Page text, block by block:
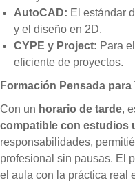
AutoCAD: El estándar
y el diseño en 2D.
CYPE y Project: Para
eficiente de proyectos.
Formación Pensada para
Con un horario de tarde,
compatible con estudios
responsabilidades,
profesional sin pausas. El
el aula con la práctica real